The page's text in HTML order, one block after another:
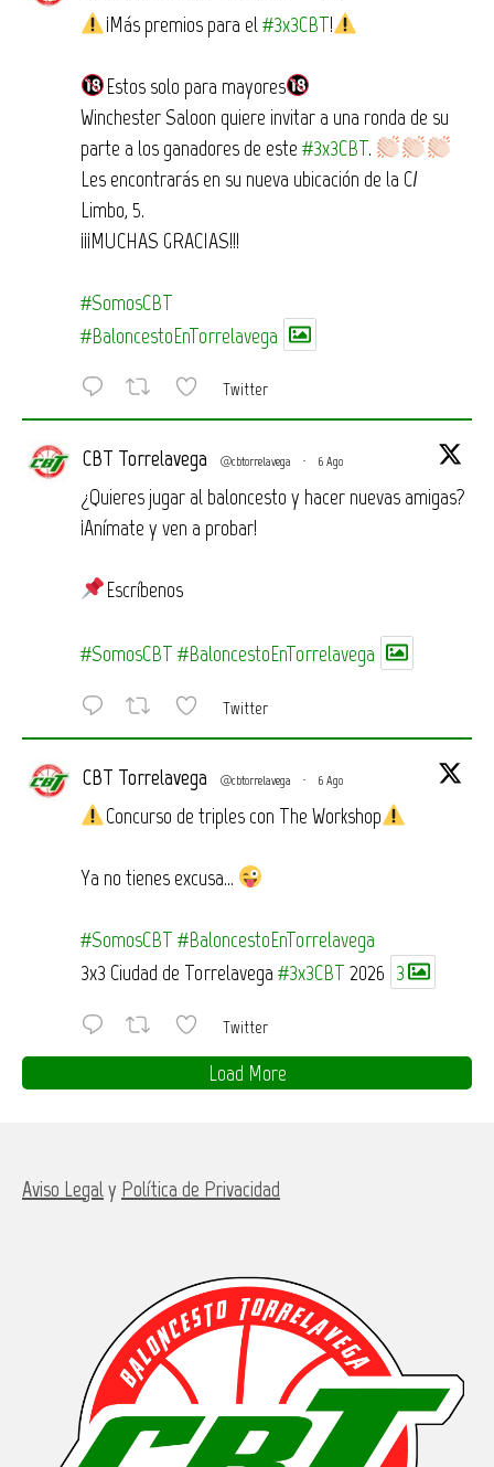
¡Más premios para el #3x3CBT!
Estos solo para mayores
Winchester Saloon quiere invitar a una ronda de su
parte a los ganadores de este #3x3CBT.
Les encontrarás en su nueva ubicación de la C/
Limbo, 5.
¡¡¡MUCHAS GRACIAS!!!
#SomosCBT
#BaloncestoEnTorrelavega
Twitter
CBT Torrelavega @cbtorrelavega · 6 Ago
¿Quieres jugar al baloncesto y hacer nuevas amigas?
¡Anímate y ven a probar!
Escríbenos
#SomosCBT #BaloncestoEnTorrelavega
Twitter
CBT Torrelavega @cbtorrelavega · 6 Ago
Concurso de triples con The Workshop
Ya no tienes excusa…
#SomosCBT #BaloncestoEnTorrelavega
3x3 Ciudad de Torrelavega#3x3CBT 2026 3
Twitter
Load More
Aviso Legaly Política de Privacidad